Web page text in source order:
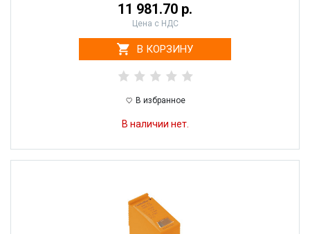
11 981.70 р.
Цена с НДС
В КОРЗИНУ
В избранное
В наличии нет.